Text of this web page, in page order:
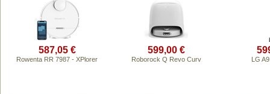
587,05 €
Rowenta RR 7987 - XPlorer
599,00 €
Roborock Q Revo Curv LG